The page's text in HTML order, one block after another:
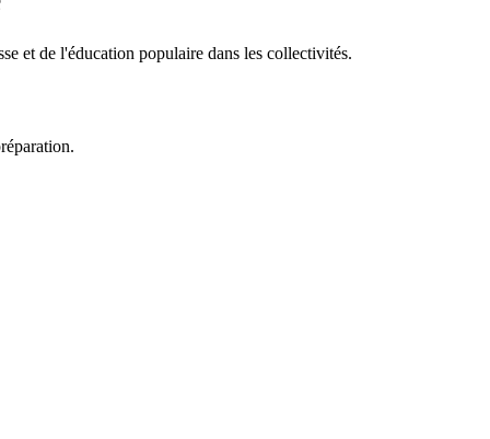
et de l'éducation populaire dans les collectivités.